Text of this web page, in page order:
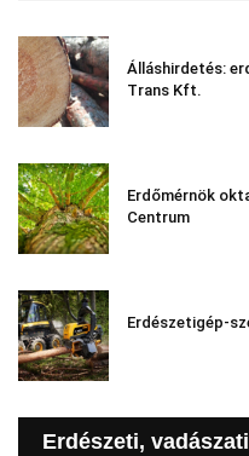
Álláshirdetés:
Trans Kft.
Erdőmérnök
Centrum
Erdészetigép-
Erdészeti,